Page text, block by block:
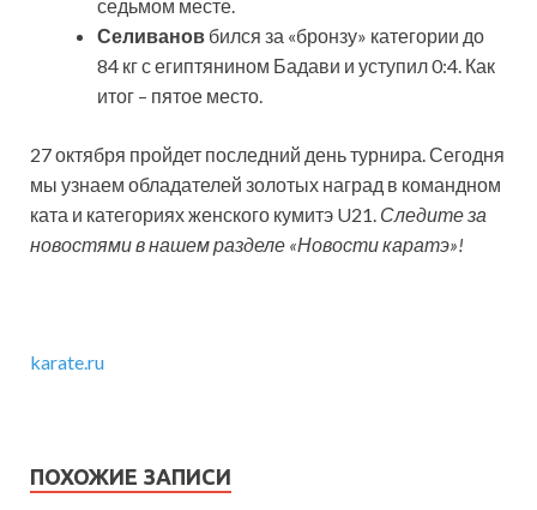
седьмом месте.
Селиванов бился за «бронзу» категории до
84 кг с египтянином Бадави и уступил 0:4. Как
итог – пятое место.
27 октября пройдет последний день турнира. Сегодня
мы узнаем обладателей золотых наград в командном
ката и категориях женского кумитэ U21. Следите за
новостями в нашем разделе «Новости каратэ»!
karate.ru
ПОХОЖИЕ ЗАПИСИ